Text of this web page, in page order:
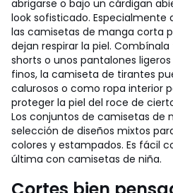
abrigarse o bajo un cárdigan
look sofisticado. Especialmente
las camisetas de manga corta
dejan respirar la piel.
shorts o unos pantalones
finos, la camiseta de tirantes
calurosos o como ropa interior
proteger la piel del roce de
Los conjuntos de camisetas de
selección de diseños mixtos
colores y estampados. Es fácil
última con camisetas de niña.